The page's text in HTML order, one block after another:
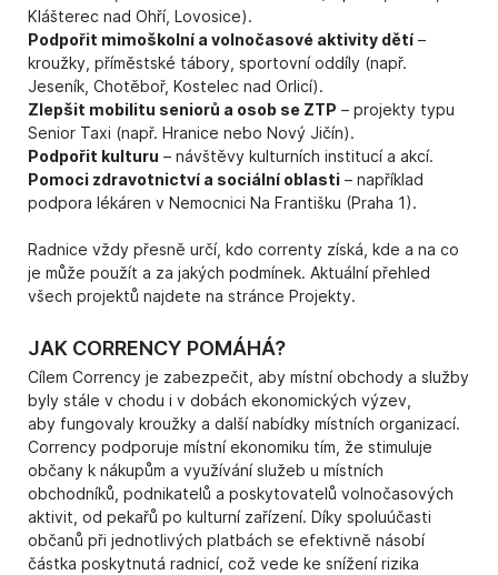
Klášterec nad Ohří, Lovosice).
Podpořit mimoškolní a volnočasové aktivity dětí –
kroužky, příměstské tábory, sportovní oddíly (např.
Jeseník, Chotěboř, Kostelec nad Orlicí).
Zlepšit mobilitu seniorů a osob se ZTP – projekty typu
Senior Taxi (např. Hranice nebo Nový Jičín).
Podpořit kulturu – návštěvy kulturních institucí a akcí.
Pomoci zdravotnictví a sociální oblasti – například
podpora lékáren v Nemocnici Na Františku (Praha 1).
Radnice vždy přesně určí, kdo correnty získá, kde a na co
je může použít a za jakých podmínek. Aktuální přehled
všech projektů najdete na stránce Projekty.
JAK CORRENCY POMÁHÁ?
Cílem Corrency je zabezpečit, aby místní obchody a služby
byly stále v chodu i v dobách ekonomických výzev,
aby fungovaly kroužky a další nabídky místních organizací.
Corrency podporuje místní ekonomiku tím, že stimuluje
občany k nákupům a využívání služeb u místních
obchodníků, podnikatelů a poskytovatelů volnočasových
aktivit, od pekařů po kulturní zařízení. Díky spoluúčasti
občanů při jednotlivých platbách se efektivně násobí
částka poskytnutá radnicí, což vede ke snížení rizika